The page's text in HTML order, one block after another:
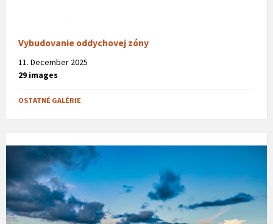
Vybudovanie oddychovej zóny
11. December 2025
29 images
OSTATNÉ GALÉRIE